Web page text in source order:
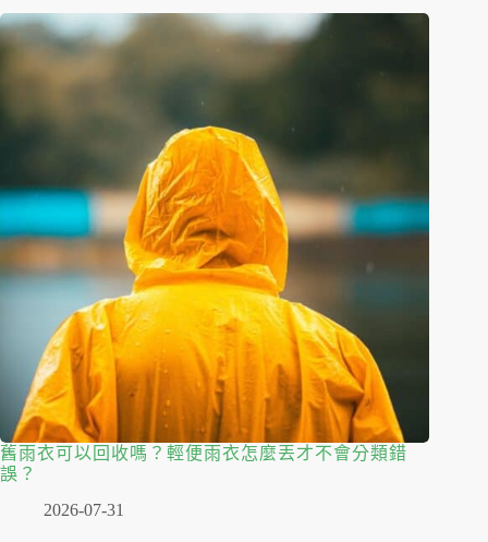
舊雨衣可以回收嗎？輕便雨衣怎麼丟才不會分類錯
誤？
2026-07-31